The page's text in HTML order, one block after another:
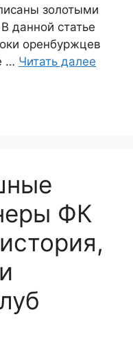
золотыми
данной статье
оренбуржцев
… Читать далее
ФК